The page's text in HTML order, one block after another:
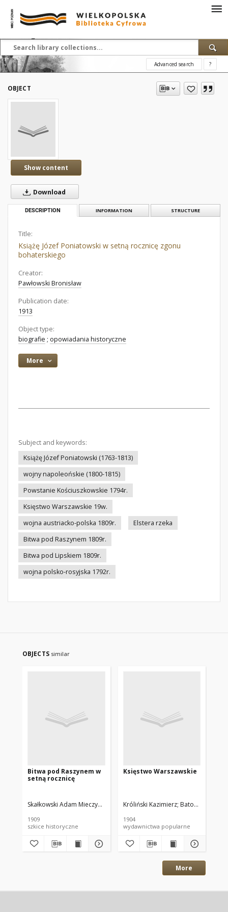
Advanced search ?
OBJECT
Show content
Download
DESCRIPTION INFORMATION STRUCTURE
Title:
Książę Józef Poniatowski w setną rocznicę zgonu
bohaterskiego
Creator:
Pawłowski Bronisław
Publication date:
1913
Object type:
biografie ; opowiadania historyczne
More
Subject and keywords:
Książę Józef Poniatowski (1763-1813)
wojny napoleońskie (1800-1815)
Powstanie Kościuszkowskie 1794r.
Księstwo Warszawskie 19w.
wojna austriacko-polska 1809r.
Elstera rzeka
Bitwa pod Raszynem 1809r.
Bitwa pod Lipskiem 1809r.
wojna polsko-rosyjska 1792r.
OBJECTS similar
Bitwa pod Raszynem w
setną rocznicę
Skałkowski Adam Mieczysław
1909
szkice historyczne
Księstwo Warszawskie
Króliński Kazimierz Batowski-
1904
wydawnictwa popularne
More